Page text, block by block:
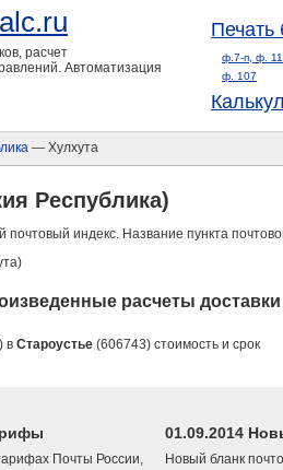
расчет
Автоматизация
Печать
ф.7-п, ф.
ф. 107
— Хулхута
Республика)
почтовый индекс. Название пункта
расчеты
в Староустье (606743) стоимость и срок
Почты России,
01.09.2014
Новый бланк